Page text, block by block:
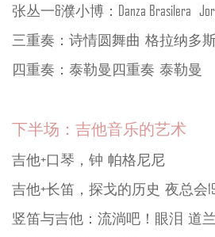
张丛一&濮小博：Danza Brasilera
三重奏：诗情圆舞曲 格拉纳多
四重奏：泰勒曼四重奏 泰勒曼
下半场：吉他音乐的艺术
吉他+口琴，钟 帕格尼尼
吉他+长笛，探戈的历史 夜总会
竖笛与吉他：流淌吧！眼泪 道兰